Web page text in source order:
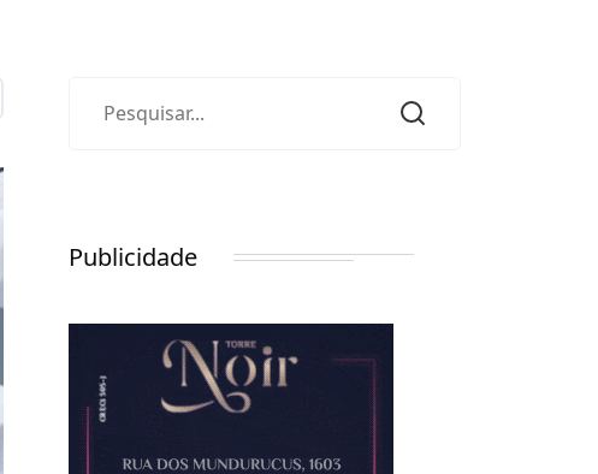
Publicidade